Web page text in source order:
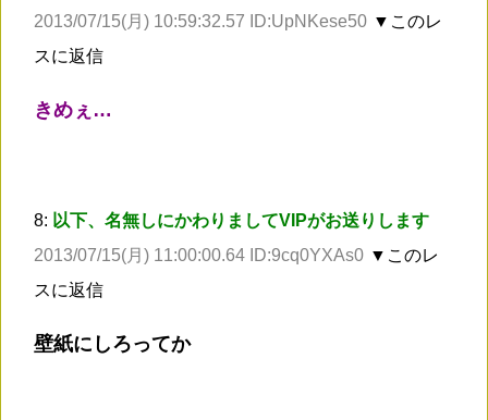
2013/07/15(月) 10:59:32.57 ID:UpNKese50 ▼このレ
スに返信
きめぇ…
8: 以下、名無しにかわりましてVIPがお送りします
2013/07/15(月) 11:00:00.64 ID:9cq0YXAs0 ▼このレ
スに返信
壁紙にしろってか